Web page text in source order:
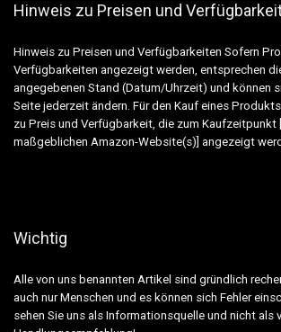
Hinweis zu Preisen und
Hinweis zu Preisen und Verfügbarkeiten Sofern
Verfügbarkeiten angezeigt werden, entsprechen
angegebenen Stand (Datum/Uhrzeit) und können
Seite jederzeit ändern. Für den Kauf eines
zu Preis und Verfügbarkeit, die zum Kaufzeitpunkt
maßgeblichen Amazon-Website(s)] angezeigt
Wichtig
Alle von uns benannten Artikel sind gründlich
auch nur Menschen und es können sich Fehler
sehen Sie uns als Informationsquelle und nicht als